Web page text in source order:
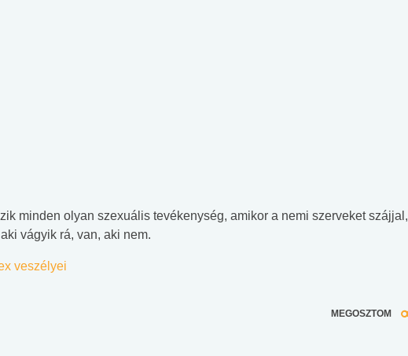
minden olyan szexuális tevékenység, amikor a nemi szerveket szájjal,
vágyik rá, van, aki nem.
veszélyei
MEGOSZTOM